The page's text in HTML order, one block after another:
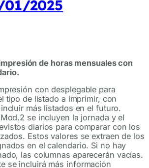
01/2025
de horas mensuales con
con desplegable para
tipo de listado a imprimir, con
más listados en el futuro.
se incluyen la jornada y el
diarios para comparar con los
Estos valores se extraen de los
en el calendario. Si no hay
las columnas aparecerán vacías.
se incluirá más información